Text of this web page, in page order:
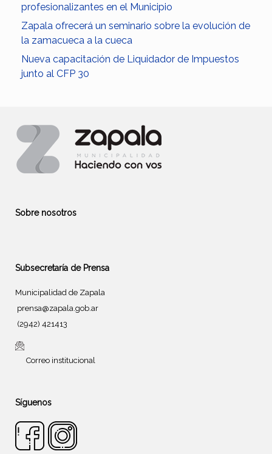
profesionalizantes en el Municipio
Zapala ofrecerá un seminario sobre la evolución de
la zamacueca a la cueca
Nueva capacitación de Liquidador de Impuestos
junto al CFP 30
Sobre nosotros
Subsecretaría de Prensa
Municipalidad de Zapala
prensa@zapala.gob.ar
(2942) 421413
Correo institucional
Síguenos